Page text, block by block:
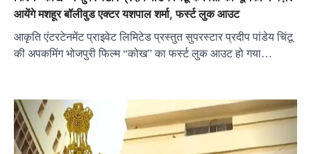
आयेंगे मशहूर बॉलीवुड एक्टर यशपाल शर्मा, फर्स्ट लुक आउट
आकृति एंटरटेनमेंट प्राइवेट लिमिटेड प्रस्तुत सुपरस्टार प्रदीप पांडेय चिंटू
की अपकमिंग भोजपुरी फिल्म “कोख” का फर्स्ट लुक आउट हो गया…